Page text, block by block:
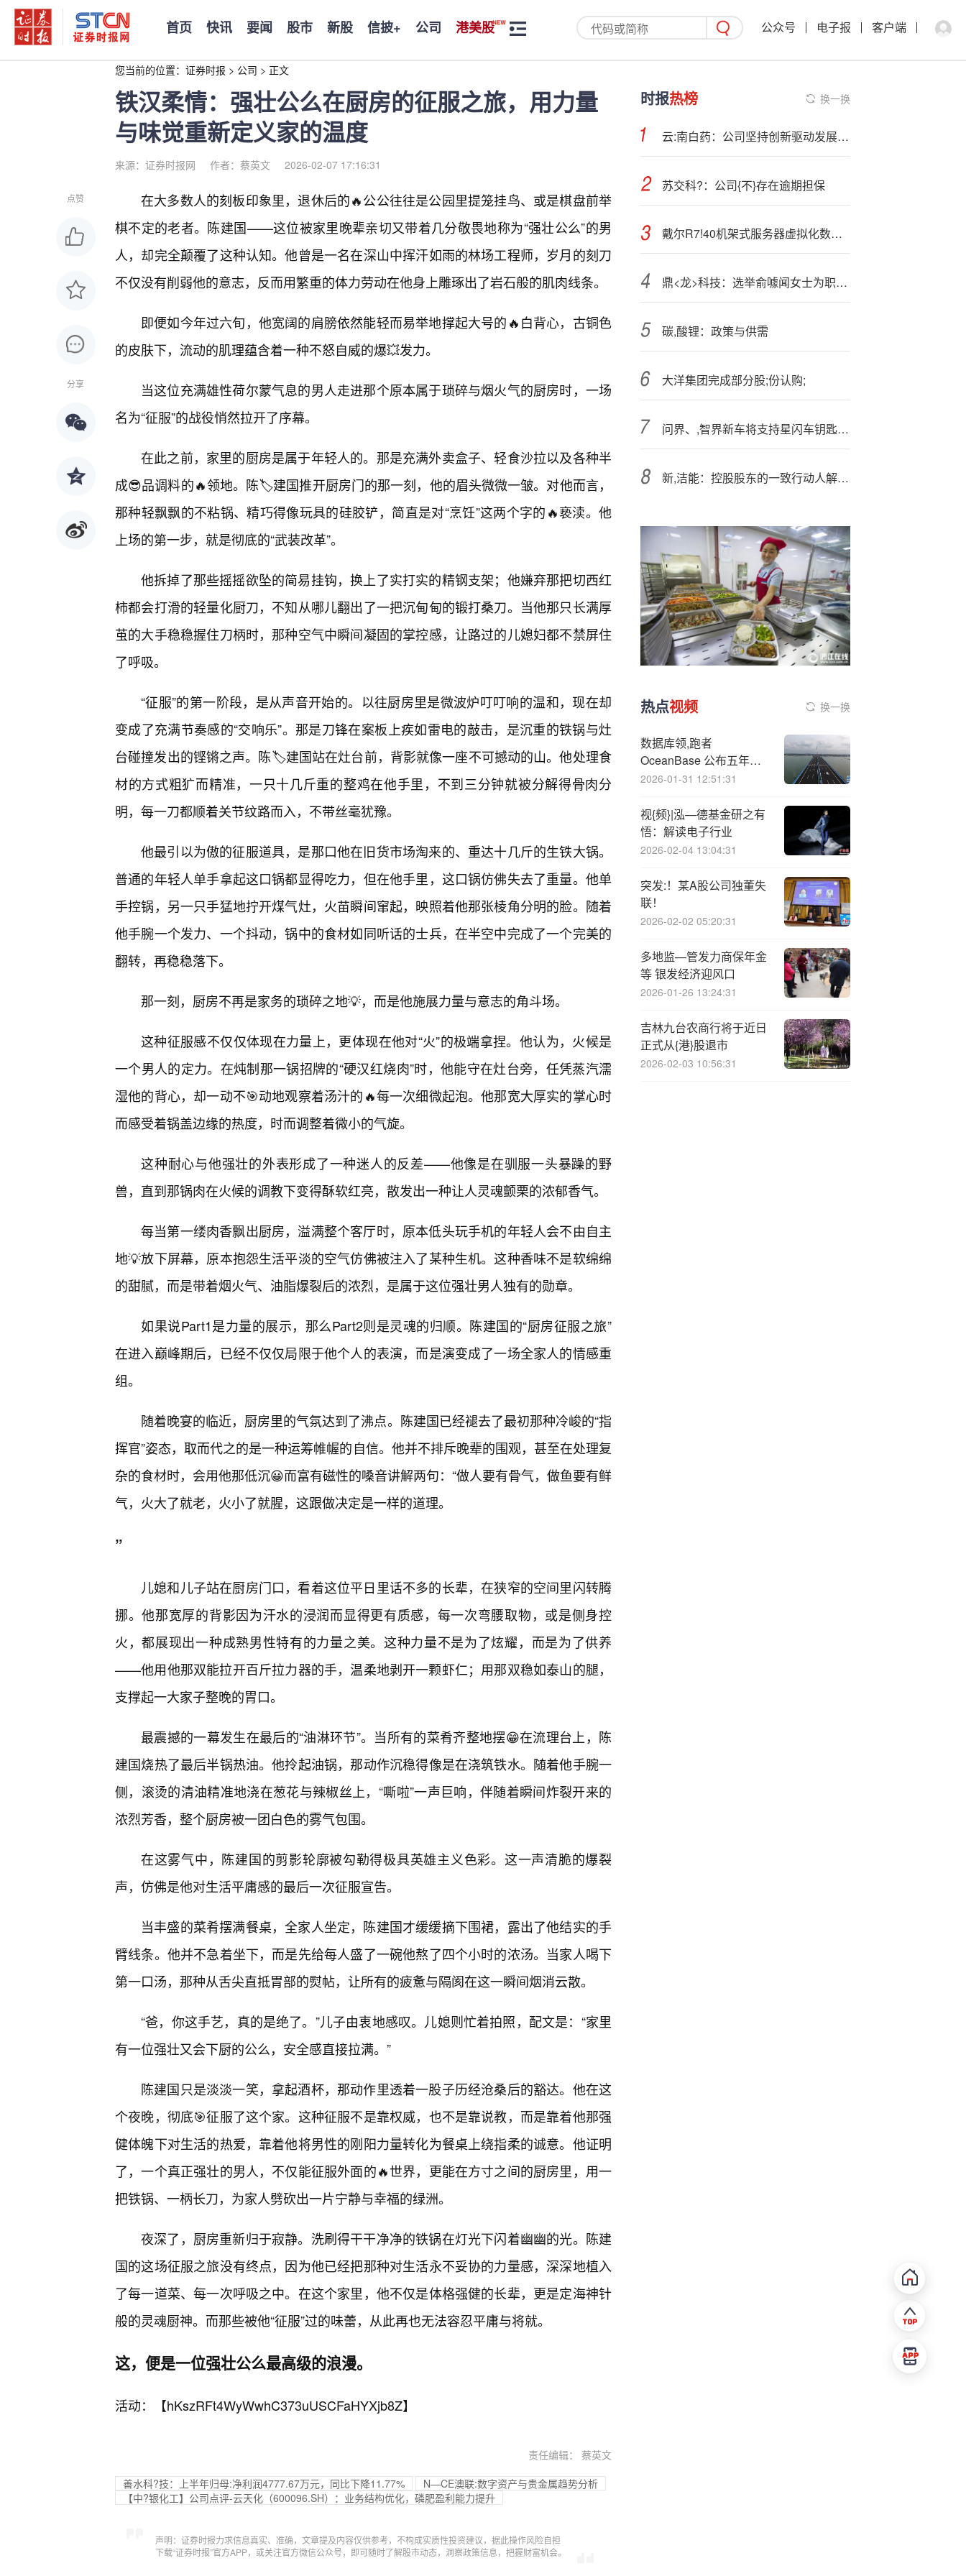
首页 快讯 要闻 股市 新股 信披+ 公司 港美股 公众号 电子报 客户端
您当前的位置： 证券时报 > 公司 > 正文
铁汉柔情：强壮公么在厨房的征服之旅，用力量
与味觉重新定义家的温度
来源：证券时报网 作者：蔡英文 2026-02-07 17:16:31
点赞
分享
在大多数人的刻板印象里，退休后的🔥公公往往是公园里提笼挂鸟、或是棋盘前举
棋不定的老者。陈建国——这位被家里晚辈亲切又带着几分敬畏地称为“强壮公么”的男
人，却完全颠覆了这种认知。他曾是一名在深山中挥汗如雨的林场工程师，岁月的刻刀
不仅没有削弱他的意志，反而用繁重的体力劳动在他身上雕琢出了岩石般的肌肉线条。
即便如今年过六旬，他宽阔的肩膀依然能轻而易举地撑起大号的🔥白背心，古铜色
的皮肤下，流动的肌理蕴含着一种不怒自威的爆💥发力。
当这位充满雄性荷尔蒙气息的男人走进那个原本属于琐碎与烟火气的厨房时，一场
名为“征服”的战役悄然拉开了序幕。
在此之前，家里的厨房是属于年轻人的。那是充满外卖盒子、轻食沙拉以及各种半
成😎品调料的🔥领地。陈🏷️建国推开厨房门的那一刻，他的眉头微微一皱。对他而言，
那种轻飘飘的不粘锅、精巧得像玩具的硅胶铲，简直是对“烹饪”这两个字的🔥亵渎。他
上场的第一步，就是彻底的“武装改革”。
他拆掉了那些摇摇欲坠的简易挂钩，换上了实打实的精钢支架；他嫌弃那把切西红
柿都会打滑的轻量化厨刀，不知从哪儿翻出了一把沉甸甸的锻打桑刀。当他那只长满厚
茧的大手稳稳握住刀柄时，那种空气中瞬间凝固的掌控感，让路过的儿媳妇都不禁屏住
了呼吸。
“征服”的第一阶段，是从声音开始的。以往厨房里是微波炉叮叮响的温和，现在却
变成了充满节奏感的“交响乐”。那是刀锋在案板上疾如雷电的敲击，是沉重的铁锅与灶
台碰撞发出的铿锵之声。陈🏷️建国站在灶台前，背影就像一座不可撼动的山。他处理食
材的方式粗犷而精准，一只十几斤重的整鸡在他手里，不到三分钟就被分解得骨肉分
明，每一刀都顺着关节纹路而入，不带丝毫犹豫。
他最引以为傲的征服道具，是那口他在旧货市场淘来的、重达十几斤的生铁大锅。
普通的年轻人单手拿起这口锅都显得吃力，但在他手里，这口锅仿佛失去了重量。他单
手控锅，另一只手猛地拧开煤气灶，火苗瞬间窜起，映照着他那张棱角分明的脸。随着
他手腕一个发力、一个抖动，锅中的食材如同听话的士兵，在半空中完成了一个完美的
翻转，再稳稳落下。
那一刻，厨房不再是家务的琐碎之地💡，而是他施展力量与意志的角斗场。
这种征服感不仅仅体现在力量上，更体现在他对“火”的极端拿捏。他认为，火候是
一个男人的定力。在炖制那一锅招牌的“硬汉红烧肉”时，他能守在灶台旁，任凭蒸汽濡
湿他的背心，却一动不🎯动地观察着汤汁的🔥每一次细微起泡。他那宽大厚实的掌心时
而感受着锅盖边缘的热度，时而调整着微小的气旋。
这种耐心与他强壮的外表形成了一种迷人的反差——他像是在驯服一头暴躁的野
兽，直到那锅肉在火候的调教下变得酥软红亮，散发出一种让人灵魂颤栗的浓郁香气。
每当第一缕肉香飘出厨房，溢满整个客厅时，原本低头玩手机的年轻人会不由自主
地💡放下屏幕，原本抱怨生活平淡的空气仿佛被注入了某种生机。这种香味不是软绵绵
的甜腻，而是带着烟火气、油脂爆裂后的浓烈，是属于这位强壮男人独有的勋章。
如果说Part1是力量的展示，那么Part2则是灵魂的归顺。陈建国的“厨房征服之旅”
在进入巅峰期后，已经不仅仅局限于他个人的表演，而是演变成了一场全家人的情感重
组。
随着晚宴的临近，厨房里的气氛达到了沸点。陈建国已经褪去了最初那种冷峻的“指
挥官”姿态，取而代之的是一种运筹帷幄的自信。他并不排斥晚辈的围观，甚至在处理复
杂的食材时，会用他那低沉😀而富有磁性的嗓音讲解两句：“做人要有骨气，做鱼要有鲜
气，火大了就老，火小了就腥，这跟做决定是一样的道理。
”
儿媳和儿子站在厨房门口，看着这位平日里话不多的长辈，在狭窄的空间里闪转腾
挪。他那宽厚的背影因为汗水的浸润而显得更有质感，每一次弯腰取物，或是侧身控
火，都展现出一种成熟男性特有的力量之美。这种力量不是为了炫耀，而是为了供养
——他用他那双能拉开百斤拉力器的手，温柔地剥开一颗虾仁；用那双稳如泰山的腿，
支撑起一大家子整晚的胃口。
最震撼的一幕发生在最后的“油淋环节”。当所有的菜肴齐整地摆😁在流理台上，陈
建国烧热了最后半锅热油。他拎起油锅，那动作沉稳得像是在浇筑铁水。随着他手腕一
侧，滚烫的清油精准地浇在葱花与辣椒丝上，“嘶啦”一声巨响，伴随着瞬间炸裂开来的
浓烈芳香，整个厨房被一团白色的雾气包围。
在这雾气中，陈建国的剪影轮廓被勾勒得极具英雄主义色彩。这一声清脆的爆裂
声，仿佛是他对生活平庸感的最后一次征服宣告。
当丰盛的菜肴摆满餐桌，全家人坐定，陈建国才缓缓摘下围裙，露出了他结实的手
臂线条。他并不急着坐下，而是先给每人盛了一碗他熬了四个小时的浓汤。当家人喝下
第一口汤，那种从舌尖直抵胃部的熨帖，让所有的疲惫与隔阂在这一瞬间烟消云散。
“爸，你这手艺，真的是绝了。”儿子由衷地感叹。儿媳则忙着拍照，配文是：“家里
有一位强壮又会下厨的公么，安全感直接拉满。”
陈建国只是淡淡一笑，拿起酒杯，那动作里透着一股子历经沧桑后的豁达。他在这
个夜晚，彻底🎯征服了这个家。这种征服不是靠权威，也不是靠说教，而是靠着他那强
健体魄下对生活的热爱，靠着他将男性的刚阳力量转化为餐桌上绕指柔的诚意。他证明
了，一个真正强壮的男人，不仅能征服外面的🔥世界，更能在方寸之间的厨房里，用一
把铁锅、一柄长刀，为家人劈砍出一片宁静与幸福的绿洲。
夜深了，厨房重新归于寂静。洗刷得干干净净的铁锅在灯光下闪着幽幽的光。陈建
国的这场征服之旅没有终点，因为他已经把那种对生活永不妥协的力量感，深深地植入
了每一道菜、每一次呼吸之中。在这个家里，他不仅是体格强健的长辈，更是定海神针
般的灵魂厨神。而那些被他“征服”过的味蕾，从此再也无法容忍平庸与将就。
这，便是一位强壮公么最高级的浪漫。
活动：【hKszRFt4WyWwhC373uUSCFaHYXjb8Z】
责任编辑： 蔡英文
善水科?技：上半年归母:净利润4777.67万元，同比下降11.77%
N—CE澳联:数字资产与贵金属趋势分析
【中?银化工】公司点评-云天化（600096.SH）：业务结构优化，磷肥盈利能力提升
声明：证券时报力求信息真实、准确，文章提及内容仅供参考，不构成实质性投资建议，据此操作风险自担
下载“证券时报”官方APP，或关注官方微信公众号，即可随时了解股市动态，洞察政策信息，把握财富机会。
时报热榜 换一换
云:南白药：公司坚持创新驱动发展理念
苏交科?：公司{不}存在逾期担保
戴尔R7!40机架式服务器虚拟化数据库可升级
鼎<龙>科技：选举俞噱闻女士为职工代表董事
碳,酸锂：政策与供需
大洋集团完成部分股;份认购;
问界、,智界新车将支持星闪车钥匙：手机精准感知 丝滑解锁上车
新,洁能：控股股东的一致行动人解质押
热点视频 换一换
数据库领,跑者
OceanBase 公布五年成
绩单：年均增速超
家
2026-01-31 12:51:31
视{频}|泓—德基金研之有
悟：解读电子行业
2026-02-04 13:04:31
突发:！某A股公司独董失
联！
2026-02-02 05:20:31
多地监—管发力商保年金
等 银发经济迎风口
2026-01-26 13:24:31
吉林九台农商行将于近日
正式从{港}股退市
2026-02-03 10:56:31